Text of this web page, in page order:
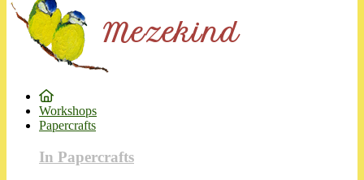
Workshops
Papercrafts
In Papercrafts